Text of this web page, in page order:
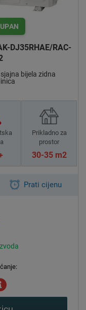
Hitachi mono split
unutarnji zrak,
u prostoru.
buke u Hitachi
tihi rad, stvarajući
smetnji.
a mono split klima
i kvaliteta jamče
s naprednim
i rasporeda rada
uređaja:
se u različitim
za grijanje i
i stanovima.
DJ35RHAE/RAC-
bijela zidna
Prikladno za
prostor
30-35 m2
Prati cijenu